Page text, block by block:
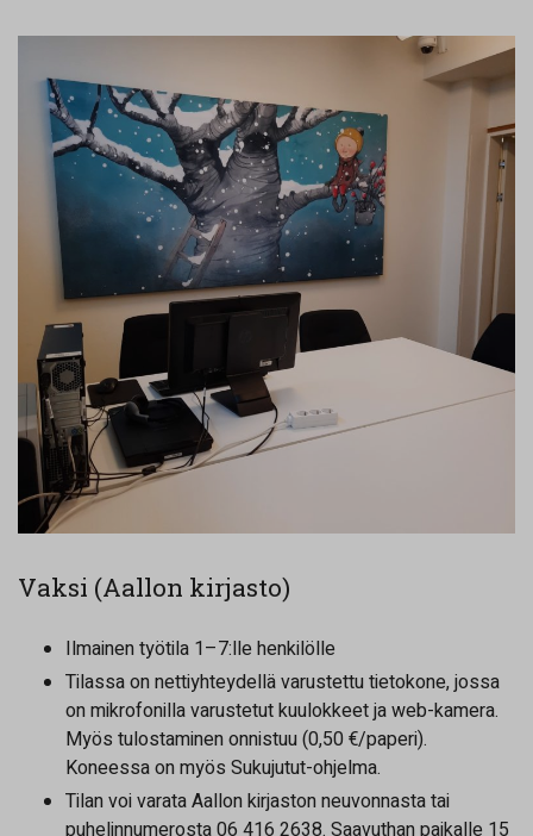
Vaksi (Aallon kirjasto)
Ilmainen työtila 1–7:lle henkilölle
Tilassa on nettiyhteydellä varustettu tietokone, jossa
on mikrofonilla varustetut kuulokkeet ja web-kamera.
Myös tulostaminen onnistuu (0,50 €/paperi).
Koneessa on myös Sukujutut-ohjelma.
Tilan voi varata Aallon kirjaston neuvonnasta tai